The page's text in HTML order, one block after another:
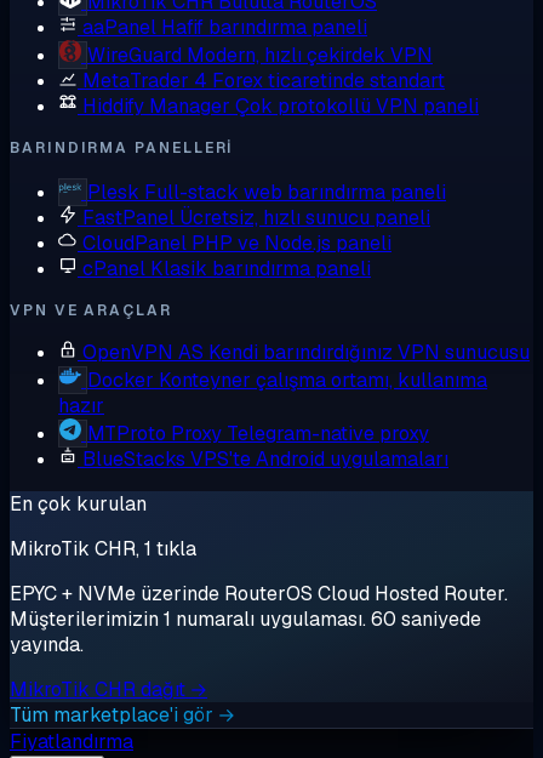
aaPanel Hafif barındırma paneli
WireGuard Modern, hızlı çekirdek VPN
MetaTrader 4 Forex ticaretinde standart
Hiddify Manager Çok protokollü VPN paneli
BARINDIRMA PANELLERI
Plesk Full-stack web barındırma paneli
FastPanel Ücretsiz, hızlı sunucu paneli
CloudPanel PHP ve Node.js paneli
cPanel Klasik barındırma paneli
VPN VE ARAÇLAR
OpenVPN AS Kendi barındırdığınız VPN sunucusu
Docker Konteyner çalışma ortamı, kullanıma
hazır
MTProto Proxy Telegram-native proxy
BlueStacks VPS'te Android uygulamaları
En çok kurulan
MikroTik CHR, 1 tıkla
EPYC + NVMe üzerinde RouterOS Cloud Hosted Router.
Müşterilerimizin 1 numaralı uygulaması. 60 saniyede
yayında.
MikroTik CHR dağıt →
Tüm marketplace'i gör →
Fiyatlandırma